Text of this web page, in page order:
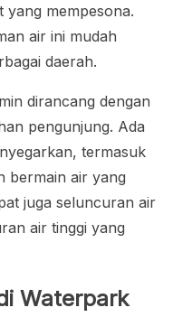
yang mempesona.
air ini mudah
daerah.
dirancang dengan
pengunjung. Ada
termasuk
bermain air yang
juga seluncuran air
air tinggi yang
Waterpark